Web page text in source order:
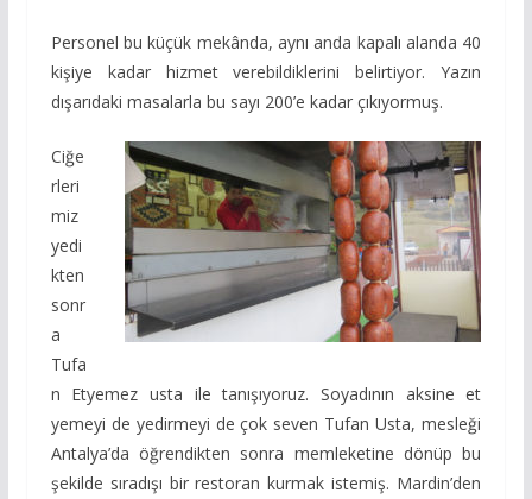
Personel bu küçük mekânda, aynı anda kapalı alanda 40
kişiye kadar hizmet verebildiklerini belirtiyor. Yazın
dışarıdaki masalarla bu sayı 200’e kadar çıkıyormuş.
Ciğe
rleri
miz
yedi
kten
sonr
a
Tufa
n Etyemez usta ile tanışıyoruz. Soyadının aksine et
yemeyi de yedirmeyi de çok seven Tufan Usta, mesleği
Antalya’da öğrendikten sonra memleketine dönüp bu
şekilde sıradışı bir restoran kurmak istemiş. Mardin’den